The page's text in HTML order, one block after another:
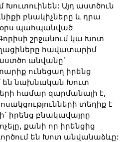
Խուտուինեն: Այդ աստծուն
բնակիչները և դրա
օրս պահպանված
շրջանում կա Խոտ
հավատարիմ
անվանը`
ունեցաղ իրենց
են նախնական Խուտ
համար զարմանալի է,
տեղիք է
իրենց բնակավայրը
քանի որ իրենցից
են Խոտ անվանաձևը: